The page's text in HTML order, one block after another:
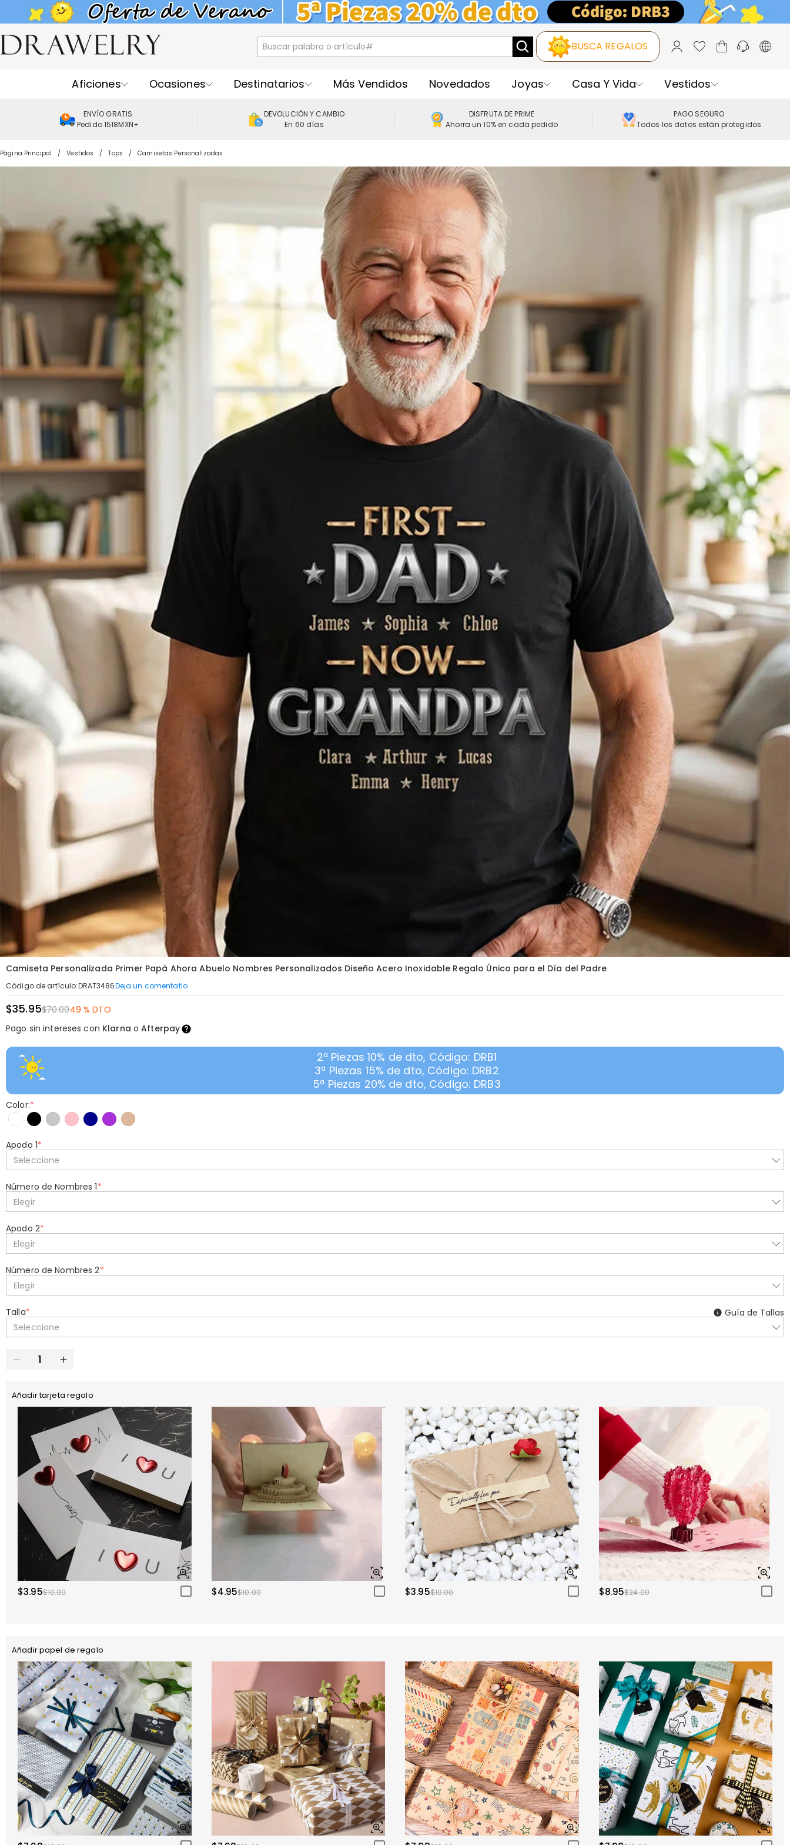
BUSCA REGALOS
Aficiones Ocasiones Destinatarios Más Vendidos Novedados Joyas Casa Y Vida Vestidos
ENVÍO GRATIS
Pedido 1518MXN+
DEVOLUCIÓN Y CAMBIO
En 60 días
DISFRUTA DE PRIME
Ahorra un 10% en cada pedido
PAGO SEGURO
Todos los datos están protegidos
Página Principal Vestidos Tops Camisetas Personalizadas
Camiseta Personalizada Primer Papá Ahora Abuelo Nombres Personalizados Diseño Acero Inoxidable Regalo Único para el Día del Padre
Código de artículo:DRAT3486Deja un comentatio
$35.95$70.0049 % DTO
Pago sin intereses con Klarna oAfterpay
2ª Piezas 10% de dto, Código: DRB1
3ª Piezas 15% de dto, Código: DRB2
5ª Piezas 20% de dto, Código: DRB3
Color:*
Apodo 1*
Seleccione
Número de Nombres 1*
Elegir
Apodo 2*
Elegir
Número de Nombres 2*
Elegir
Talla*
Seleccione
Guía de Tallas
Añadir tarjeta regalo
$3.95$10.00 $4.95$10.00 $3.95$10.00 $8.95$24.00
Añadir papel de regalo